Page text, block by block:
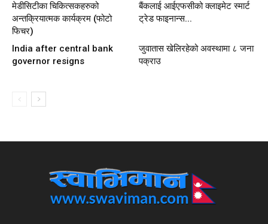
मेडीसिटीका चिकित्सकहरुको
अन्तक्रियात्मक कार्यक्रम (फोटो
फिचर)
बैंकलाई आईएफसीको क्लाइमेट स्मार्ट
ट्रेड फाइनान्स...
India after central bank
governor resigns
जुवातास खेलिरहेको अवस्थामा ८ जना
पक्राउ